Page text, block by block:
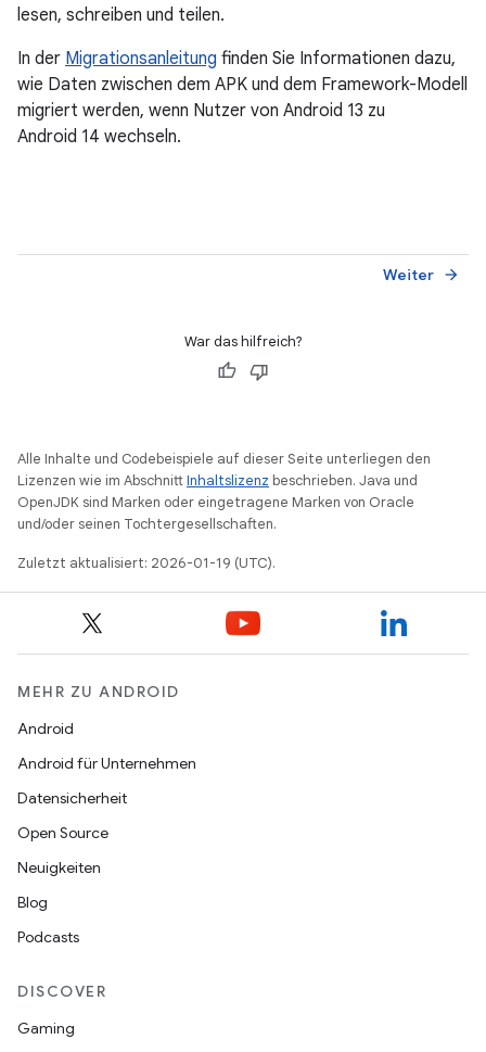
lesen, schreiben und teilen.
In der Migrationsanleitung finden Sie Informationen dazu,
wie Daten zwischen dem APK und dem Framework-Modell
migriert werden, wenn Nutzer von Android 13 zu
Android 14 wechseln.
Weiter arrow_forward
War das hilfreich?
Alle Inhalte und Codebeispiele auf dieser Seite unterliegen den
Lizenzen wie im AbschnittInhaltslizenz beschrieben. Java und
OpenJDK sind Marken oder eingetragene Marken von Oracle
und/oder seinen Tochtergesellschaften.
Zuletzt aktualisiert: 2026-01-19 (UTC).
MEHR ZU ANDROID
Android
Android für Unternehmen
Datensicherheit
Open Source
Neuigkeiten
Blog
Podcasts
DISCOVER
Gaming